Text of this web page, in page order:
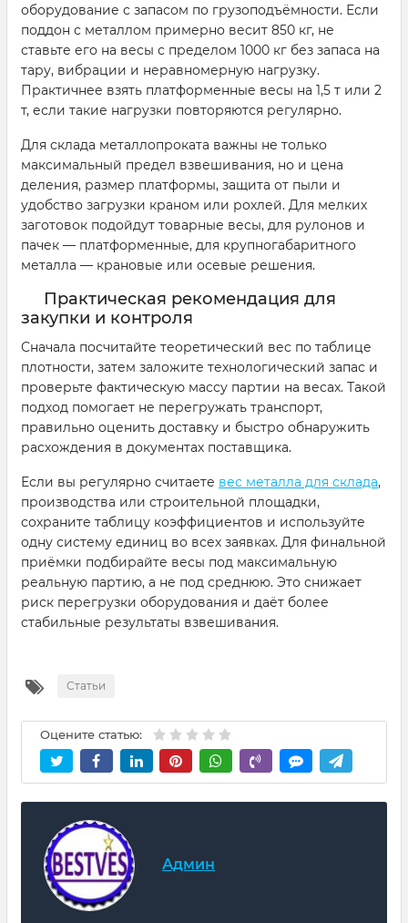
оборудование с запасом по грузоподъёмности. Если
поддон с металлом примерно весит 850 кг, не
ставьте его на весы с пределом 1000 кг без запаса на
тару, вибрации и неравномерную нагрузку.
Практичнее взять платформенные весы на 1,5 т или 2
т, если такие нагрузки повторяются регулярно.
Для склада металлопроката важны не только
максимальный предел взвешивания, но и цена
деления, размер платформы, защита от пыли и
удобство загрузки краном или рохлей. Для мелких
заготовок подойдут товарные весы, для рулонов и
пачек — платформенные, для крупногабаритного
металла — крановые или осевые решения.
Практическая рекомендация для
закупки и контроля
Сначала посчитайте теоретический вес по таблице
плотности, затем заложите технологический запас и
проверьте фактическую массу партии на весах. Такой
подход помогает не перегружать транспорт,
правильно оценить доставку и быстро обнаружить
расхождения в документах поставщика.
Если вы регулярно считаете вес металла для склада,
производства или строительной площадки,
сохраните таблицу коэффициентов и используйте
одну систему единиц во всех заявках. Для финальной
приёмки подбирайте весы под максимальную
реальную партию, а не под среднюю. Это снижает
риск перегрузки оборудования и даёт более
стабильные результаты взвешивания.
Статьи
Оцените статью:
Админ